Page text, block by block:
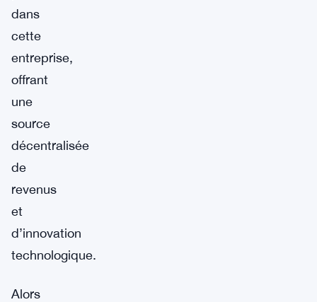
dans
cette
entreprise,
offrant
une
source
décentralisée
de
revenus
et
d’innovation
technologique.
Alors